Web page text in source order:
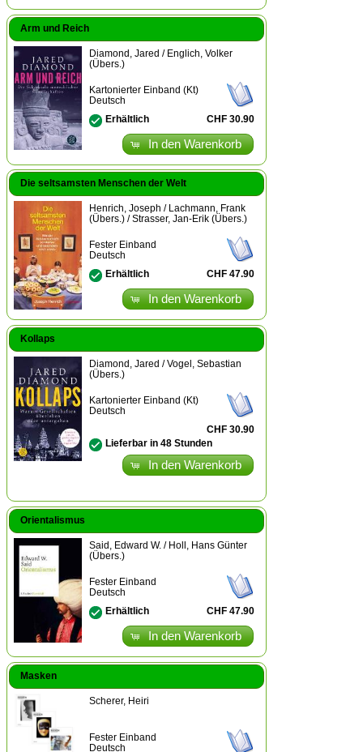
Arm und Reich
Diamond, Jared / Englich, Volker
(Übers.)
Kartonierter Einband (Kt)
Deutsch
Erhältlich
CHF 30.90
In den Warenkorb
Die seltsamsten Menschen der Welt
Henrich, Joseph / Lachmann, Frank
(Übers.) / Strasser, Jan-Erik (Übers.)
Fester Einband
Deutsch
Erhältlich
CHF 47.90
In den Warenkorb
Kollaps
Diamond, Jared / Vogel, Sebastian
(Übers.)
Kartonierter Einband (Kt)
Deutsch
CHF 30.90
Lieferbar in 48 Stunden
In den Warenkorb
Orientalismus
Said, Edward W. / Holl, Hans Günter
(Übers.)
Fester Einband
Deutsch
Erhältlich
CHF 47.90
In den Warenkorb
Masken
Scherer, Heiri
Fester Einband
Deutsch